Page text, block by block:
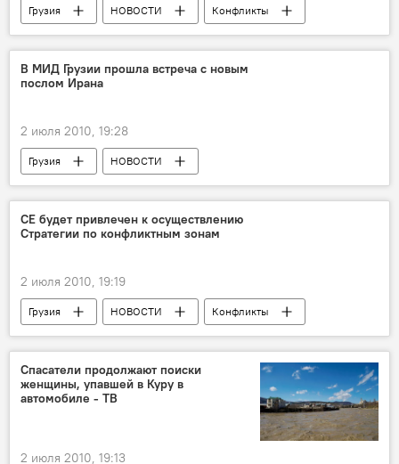
Грузия НОВОСТИ
Конфликты
Госсекретарь США пообещала поддержку территориальной целостности Грузии
В МИД Грузии прошла встреча с новым
послом Ирана
2 июля 2010, 19:28
Грузия НОВОСТИ
СЕ будет привлечен к осуществлению
Стратегии по конфликтным зонам
2 июля 2010, 19:19
Грузия НОВОСТИ Конфликты
Спасатели продолжают поиски
женщины, упавшей в Куру в
автомобиле - ТВ
2 июля 2010, 19:13